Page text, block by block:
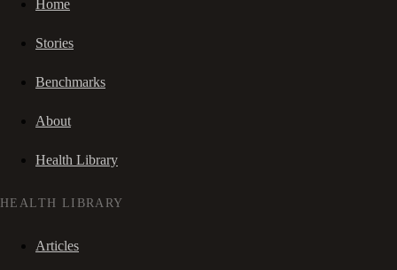
Home
Stories
Benchmarks
About
Health Library
HEALTH LIBRARY
Articles